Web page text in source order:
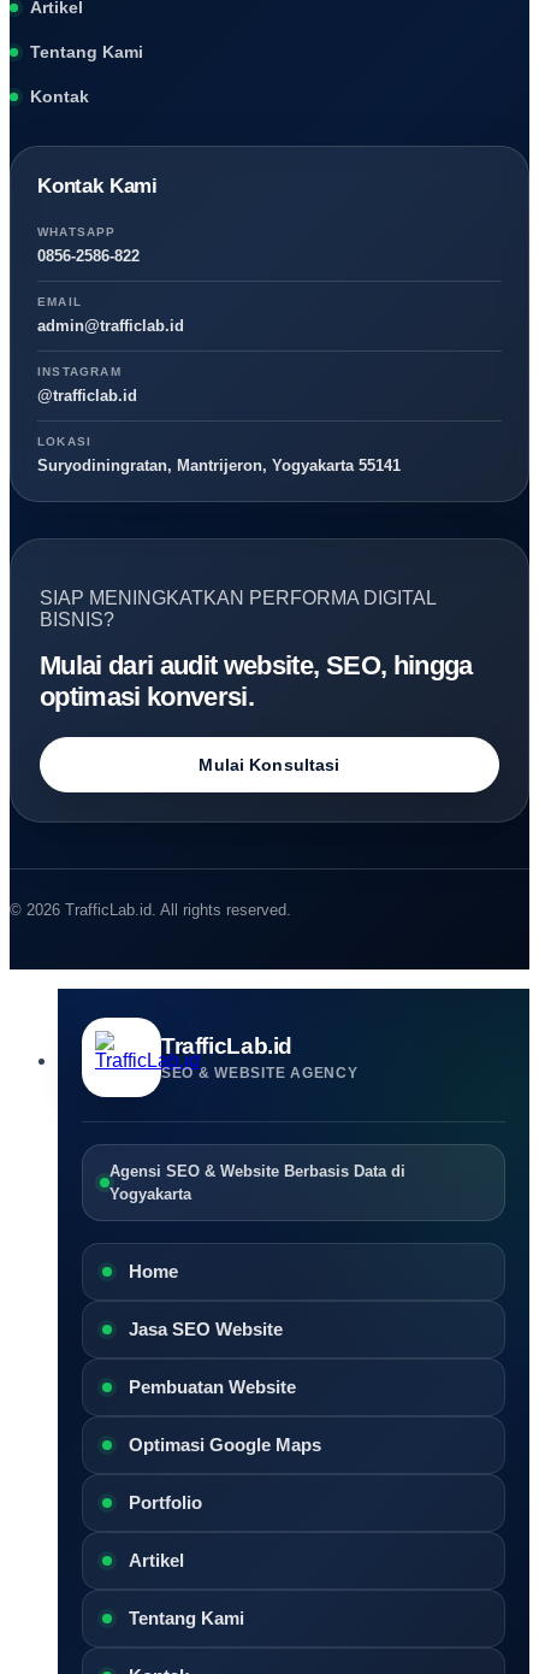
Artikel
Tentang Kami
Kontak
Kontak Kami
WHATSAPP
0856-2586-822
EMAIL
admin@trafficlab.id
INSTAGRAM
@trafficlab.id
LOKASI
Suryodiningratan, Mantrijeron, Yogyakarta 55141
SIAP MENINGKATKAN PERFORMA DIGITAL
BISNIS?
Mulai dari audit website, SEO, hingga
optimasi konversi.
Mulai Konsultasi
© 2026 TrafficLab.id. All rights reserved.
TrafficLab.id
SEO & WEBSITE AGENCY
Agensi SEO & Website Berbasis Data di
Yogyakarta
Home
Jasa SEO Website
Pembuatan Website
Optimasi Google Maps
Portfolio
Artikel
Tentang Kami